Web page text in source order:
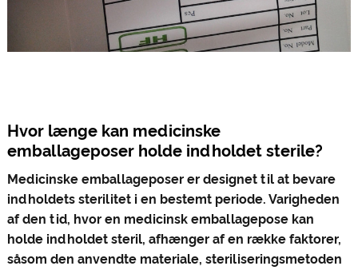
Hvor længe kan medicinske
emballageposer holde indholdet sterile?
Medicinske emballageposer er designet til at bevare
indholdets sterilitet i en bestemt periode. Varigheden
af ​​den tid, hvor en medicinsk emballagepose kan
holde indholdet steril, afhænger af en række faktorer,
såsom den anvendte materiale, steriliseringsmetoden